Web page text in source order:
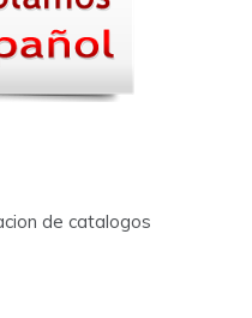
de catalogos